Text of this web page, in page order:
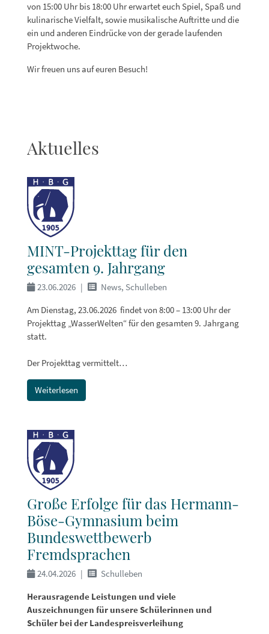
von 15:00 Uhr bis 18:00 Uhr erwartet euch Spiel, Spaß und
kulinarische Vielfalt, sowie musikalische Auftritte und die
ein und anderen Eindrücke von der gerade laufenden
Projektwoche.
Wir freuen uns auf euren Besuch!
Aktuelles
MINT-Projekttag für den
gesamten 9. Jahrgang
23.06.2026
News, Schulleben
Am Dienstag, 23.06.2026 findet von 8:00 – 13:00 Uhr der
Projekttag „WasserWelten“ für den gesamten 9. Jahrgang
statt.
Der Projekttag vermittelt…
Weiterlesen
Große Erfolge für das Hermann-
Böse-Gymnasium beim
Bundeswettbewerb
Fremdsprachen
24.04.2026
Schulleben
Herausragende Leistungen und viele
Auszeichnungen für unsere Schülerinnen und
Schüler bei der Landespreisverleihung